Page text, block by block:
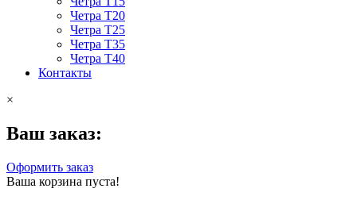
Четра Т20
Четра Т25
Четра Т35
Четра Т40
Контакты
×
Ваш заказ:
Оформить заказ
Ваша корзина пуста!